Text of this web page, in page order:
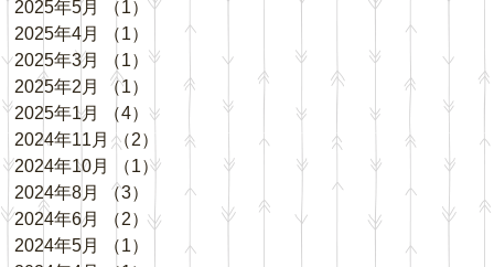
2025年5月
（1）1件の記事
2025年4月
（1）
1件の記事
2025年3月
（1） 1件の記事
2025年2月
（1）
1件の記事
2025年1月
（4） 4件の記事
2024年11月 （2）
2件の記事
2024年10月
（1）1件の記事
2024年8月
（3）
3件の記事
2024年6月
（2）2件の記事
2024年5月
（1）
1件の記事